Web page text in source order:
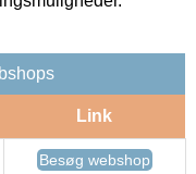
Link
Besøg webshop